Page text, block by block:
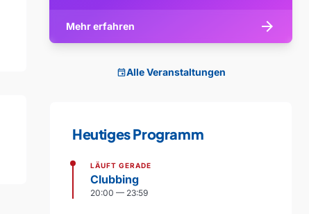
Mehr erfahren arrow_forward
eventAlle Veranstaltungen
Heutiges Programm
LÄUFT GERADE
Clubbing
20:00 — 23:59